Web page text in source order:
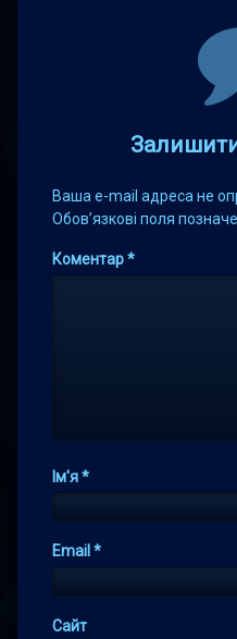
Ваша e-mail адреса не
Обов’язкові поля
Коментар*
Ім'я*
Email *
Сайт